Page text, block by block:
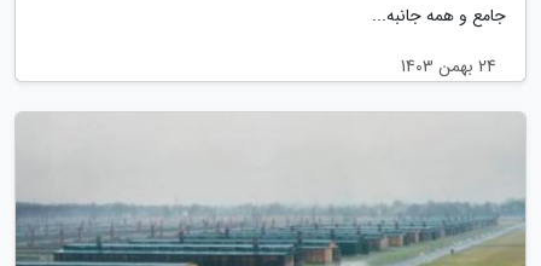
جامع و همه جانبه...
24 بهمن 1403